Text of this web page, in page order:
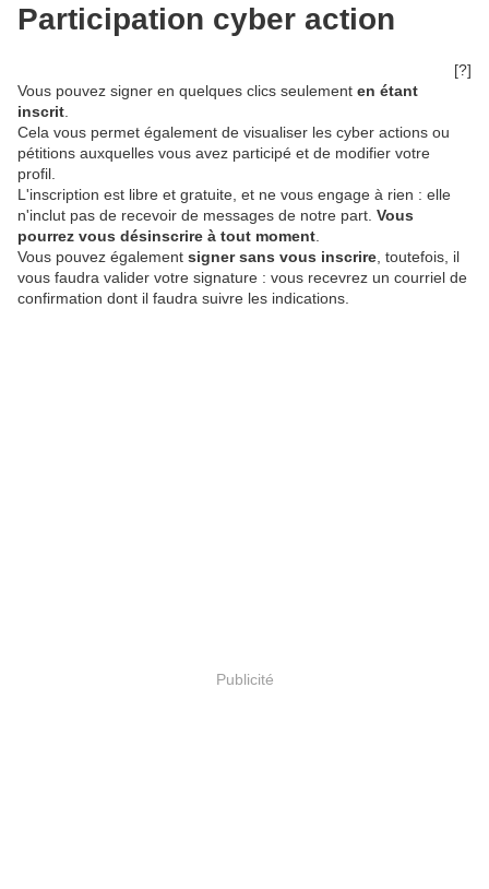
Participation cyber action
[?]
Vous pouvez signer en quelques clics seulement en étant
inscrit.
Cela vous permet également de visualiser les cyber actions ou
pétitions auxquelles vous avez participé et de modifier votre
profil.
L'inscription est libre et gratuite, et ne vous engage à rien : elle
n'inclut pas de recevoir de messages de notre part. Vous
pourrez vous désinscrire à tout moment.
Vous pouvez également signer sans vous inscrire, toutefois, il
vous faudra valider votre signature : vous recevrez un courriel de
confirmation dont il faudra suivre les indications.
Publicité